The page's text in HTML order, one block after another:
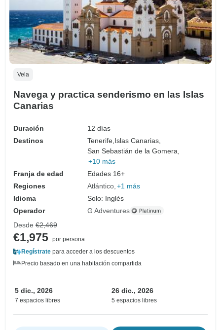
Vela
Navega y practica senderismo en las Islas
Canarias
Duración
12 días
Destinos
Tenerife, Islas Canarias,
San Sebastián de la Gomera,
+10 más
Franja de edad
Edades 16+
Regiones
Atlántico +1 más
Idioma
Solo: Inglés
Operador
G Adventures
Desde €2,469
€1,975 por persona
Regístrate para acceder a los descuentos
Precio basado en una habitación compartida
5 dic., 2026
7 espacios libres
26 dic., 2026
5 espacios libres